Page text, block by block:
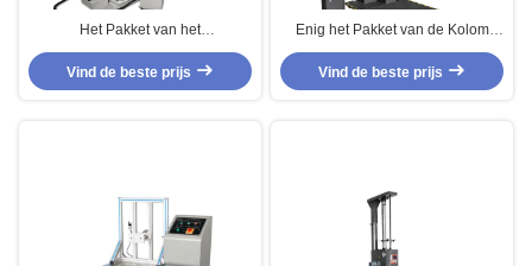
Het Pakket van het
hellingsmeetapparaat Power-
Driven het Testen Materiaal
Duurzaam voor Schokweerstand
Vind de beste prijs
Enig het Pakket van de Kolom
Digitaal Daling het Testen
Materiaal met LCD Touch
screenvertoning
Vind de beste prijs